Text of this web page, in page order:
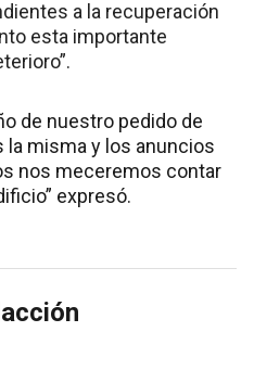
a la recuperación
esta importante
de nuestro pedido de
misma y los anuncios
nos meceremos contar
expresó.